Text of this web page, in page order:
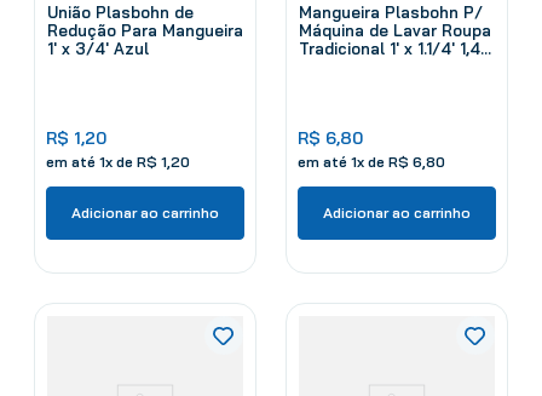
União Plasbohn de
Redução Para Mangueira
1' x 3/4' Azul
R$ 1,20
em até 1x de R$ 1 20
Adicionar ao carrinho
Mangueira Plasbohn P/
Máquina de Lavar Roupa
Tradicional 1' x 1.1/4' 1,4
R$ 6,80
em até 1x de R$ 6 80
Adicionar ao carrinho